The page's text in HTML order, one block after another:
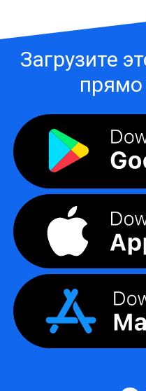
Загрузите
прямо